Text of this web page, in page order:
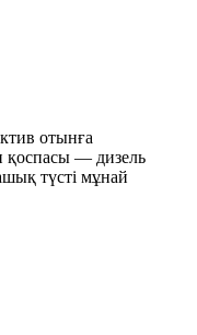
отынға
қоспасы — дизель
түсті мұнай